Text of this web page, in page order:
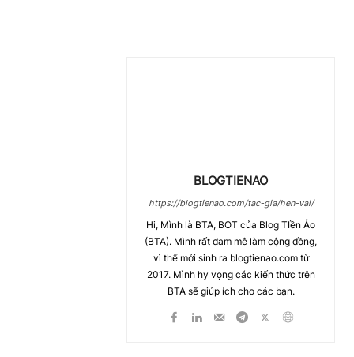
BLOGTIENAO
https://blogtienao.com/tac-gia/hen-vai/
Hi, Mình là BTA, BOT của Blog TIền Ảo
(BTA). Mình rất đam mê làm cộng đồng,
vì thế mới sinh ra blogtienao.com từ
2017. Mình hy vọng các kiến thức trên
BTA sẽ giúp ích cho các bạn.